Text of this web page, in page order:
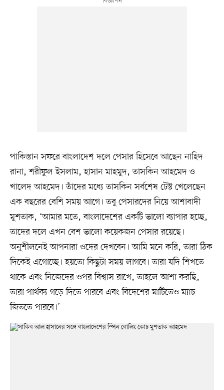
পাকিস্তান সফরে বাংলাদেশ দলে পেসার হিসেবে আছেন নাহিদ
রানা, শরীফুল ইসলাম, হাসান মাহমুদ, তাসকিন আহমেদ ও
খালেদ আহমেদ। তাঁদের মধ্যে তাসকিন সর্বশেষ টেস্ট খেলেছেন
এক বছরের বেশি সময় আগে। তবু পেসারদের নিয়ে আশাবাদী
মুশতাক, ‘আমার মতে, বাংলাদেশের একটি ভালো ব্যাপার হচ্ছে,
তাদের দলে এখন বেশ ভালো কয়েকজন পেসার রয়েছে।
অনুশীলনেই আপনারা ওদের দেখবেন। আমি মনে করি, তারা ঠিক
দিকেই এগোচ্ছে। হয়তো কিছুটা সময় লাগবে। তারা যদি শিখতে
থাকে এবং নিজেদের ওপর বিশ্বাস রাখে, তাহলে আশা করছি,
তারা পার্থক্য গড়ে দিতে পারবে এবং বিদেশের মাটিতেও ম্যাচ
জিততে পারবে।’